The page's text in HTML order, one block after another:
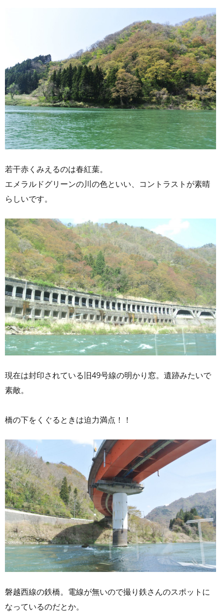
若干赤くみえるのは春紅葉。
エメラルドグリーンの川の色といい、コントラストが素晴
らしいです。
現在は封印されている旧49号線の明かり窓。遺跡みたいで
素敵。
橋の下をくぐるときは迫力満点！！
磐越西線の鉄橋。電線が無いので撮り鉄さんのスポットに
なっているのだとか。